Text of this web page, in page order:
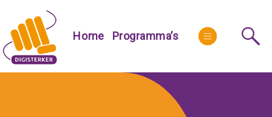
content
Home Programma’s More